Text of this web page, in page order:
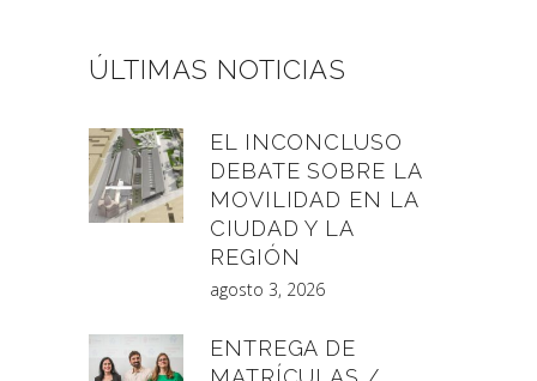
ÚLTIMAS NOTICIAS
EL INCONCLUSO
DEBATE SOBRE LA
MOVILIDAD EN LA
CIUDAD Y LA
REGIÓN
agosto 3, 2026
ENTREGA DE